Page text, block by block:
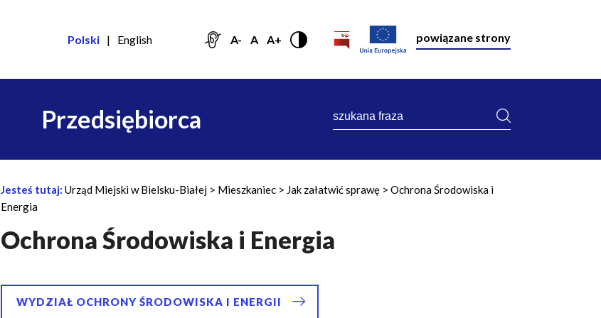
Polski English A- A A+ powiązane strony
Przedsiębiorca
szukana
Ś
i
ż
Jesteś tutaj: Urząd Miejski w Bielsku-Białej Mieszkaniec Jak załatwić sprawę
Ochrona Środowiska i
Energia
Ochrona Środowiska i Energia
WYDZIAŁ OCHRONY ŚRODOWISKA I ENERGII